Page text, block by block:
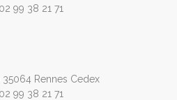
99 38 21 71
Rennes Cedex
99 38 21 71